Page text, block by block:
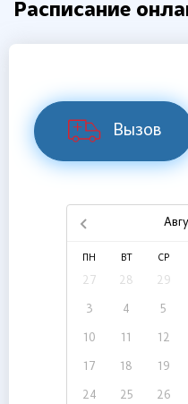
Расписание
Вызов
ПН ВТ СР
27 28 29
3 4 5
10 11 12
17 18 19
24 25 26